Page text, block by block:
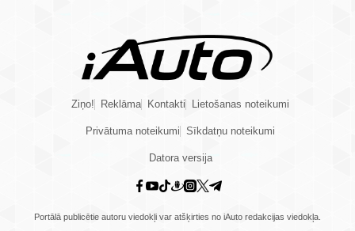
Ziņo! Reklāma Kontakti Lietošanas noteikumi
Privātuma noteikumi Sīkdatņu noteikumi
Datora versija
Portālā publicētie autoru viedokļi var atšķirties no iAuto redakcijas viedokļa.